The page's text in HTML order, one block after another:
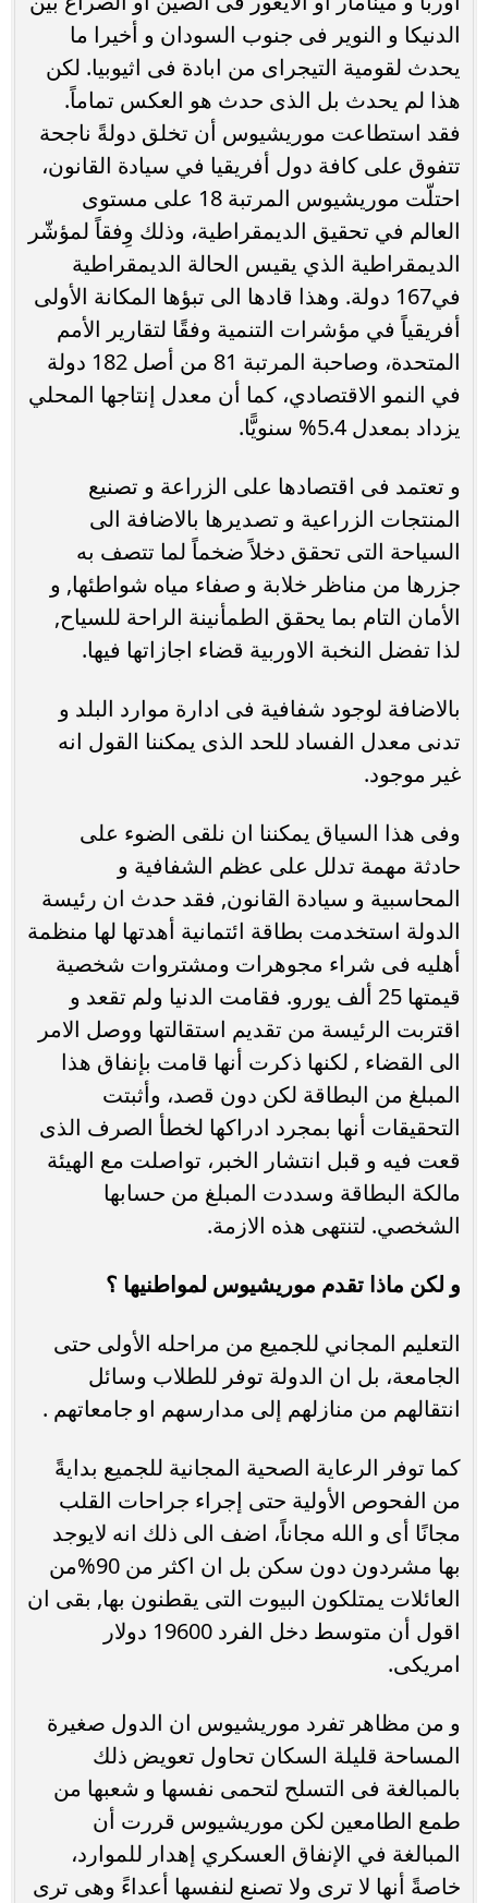
الدنيكا و النوير فى جنوب السودان و أخيرا ما
يحدث لقومية التيجراى من ابادة فى اثيوبيا. لكن
هذا لم يحدث بل الذى حدث هو العكس تماماً.
فقد استطاعت موريشيوس أن تخلق دولةً ناجحة
تتفوق على كافة دول أفريقيا في سيادة القانون،
احتلّت موريشيوس المرتبة 18 على مستوى
العالم في تحقيق الديمقراطية، وذلك وِفقاً لمؤشّر
الديمقراطية الذي يقيس الحالة الديمقراطية
في167 دولة. وهذا قادها الى تبؤها المكانة الأولى
أفريقياً في مؤشرات التنمية وفقًا لتقارير الأمم
المتحدة، وصاحبة المرتبة 81 من أصل 182 دولة
في النمو الاقتصادي، كما أن معدل إنتاجها المحلي
يزداد بمعدل 5.4% سنويًّا.
و تعتمد فى اقتصادها على الزراعة و تصنيع
المنتجات الزراعية و تصديرها بالاضافة الى
السياحة التى تحقق دخلاً ضخماً لما تتصف به
جزرها من مناظر خلابة و صفاء مياه شواطئها, و
الأمان التام بما يحقق الطمأنينة الراحة للسياح,
لذا تفضل النخبة الاوربية قضاء اجازاتها فيها.
بالاضافة لوجود شفافية فى ادارة موارد البلد و
تدنى معدل الفساد للحد الذى يمكننا القول انه
غير موجود.
وفى هذا السياق يمكننا ان نلقى الضوء على
حادثة مهمة تدلل على عظم الشفافية و
المحاسبية و سيادة القانون, فقد حدث ان رئيسة
الدولة استخدمت بطاقة ائتمانية أهدتها لها منظمة
أهليه فى شراء مجوهرات ومشتروات شخصية
قيمتها 25 ألف يورو. فقامت الدنيا ولم تقعد و
اقتربت الرئيسة من تقديم استقالتها ووصل الامر
الى القضاء , لكنها ذكرت أنها قامت بإنفاق هذا
المبلغ من البطاقة لكن دون قصد، وأثبتت
التحقيقات أنها بمجرد ادراكها لخطأ الصرف الذى
قعت فيه و قبل انتشار الخبر، تواصلت مع الهيئة
مالكة البطاقة وسددت المبلغ من حسابها
الشخصي. لتنتهى هذه الازمة.
و لكن ماذا تقدم موريشيوس لمواطنيها ؟
التعليم المجاني للجميع من مراحله الأولى حتى
الجامعة، بل ان الدولة توفر للطلاب وسائل
انتقالهم من منازلهم إلى مدارسهم او جامعاتهم .
كما توفر الرعاية الصحية المجانية للجميع بدايةً
من الفحوص الأولية حتى إجراء جراحات القلب
مجانًا أى و الله مجاناً، اضف الى ذلك انه لايوجد
بها مشردون دون سكن بل ان اكثر من 90%من
العائلات يمتلكون البيوت التى يقطنون بها, بقى ان
اقول أن متوسط دخل الفرد 19600 دولار
امريكى.
و من مظاهر تفرد موريشيوس ان الدول صغيرة
المساحة قليلة السكان تحاول تعويض ذلك
بالمبالغة فى التسلح لتحمى نفسها و شعبها من
طمع الطامعين لكن موريشيوس قررت أن
المبالغة في الإنفاق العسكري إهدار للموارد،
خاصةً أنها لا ترى ولا تصنع لنفسها أعداءً وهى ترى